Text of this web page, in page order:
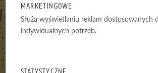
MARKETINGOWE
Służą wyświetlaniu reklam dostosowanych
indywidualnych potrzeb.
STATYSTYCZNE